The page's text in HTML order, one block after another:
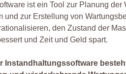
ist ein Tool zur Planung
und zur Erstellung von
den Zustand der
und Zeit und Geld spart.
Instandhaltungssoftware